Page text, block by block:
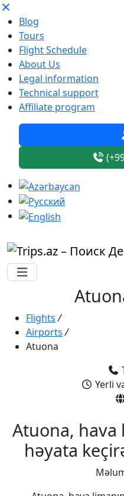
Blog
Tours
Flight Schedule
About Us
Legal information
Technical support
Affiliate program
Flights /
Airports /
Atuona
Yerli
Atuona, hava
həyata